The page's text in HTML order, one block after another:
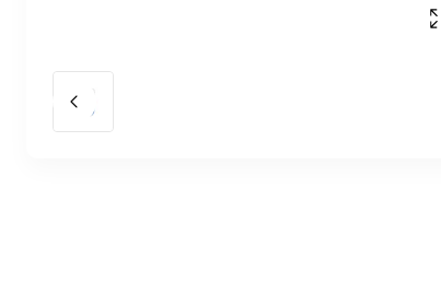
Slide précédent